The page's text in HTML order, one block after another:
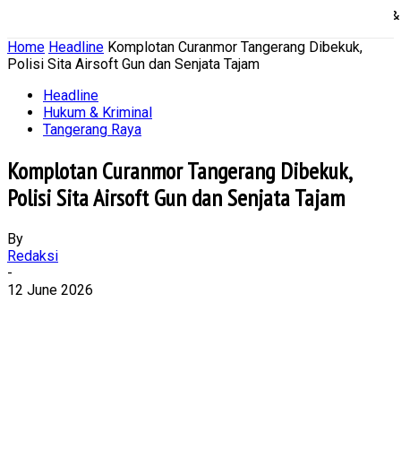
Politik
Home Headline Komplotan Curanmor Tangerang Dibekuk,
Polisi Sita Airsoft Gun dan Senjata Tajam
Headline
Hukum & Kriminal
Tangerang Raya
Komplotan Curanmor Tangerang Dibekuk,
Polisi Sita Airsoft Gun dan Senjata Tajam
By
Redaksi
-
12 June 2026